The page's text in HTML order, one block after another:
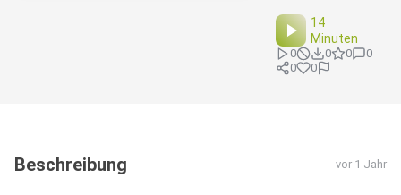
14
Minuten
0 0 0
0
0
0
Beschreibung vor 1 Jahr